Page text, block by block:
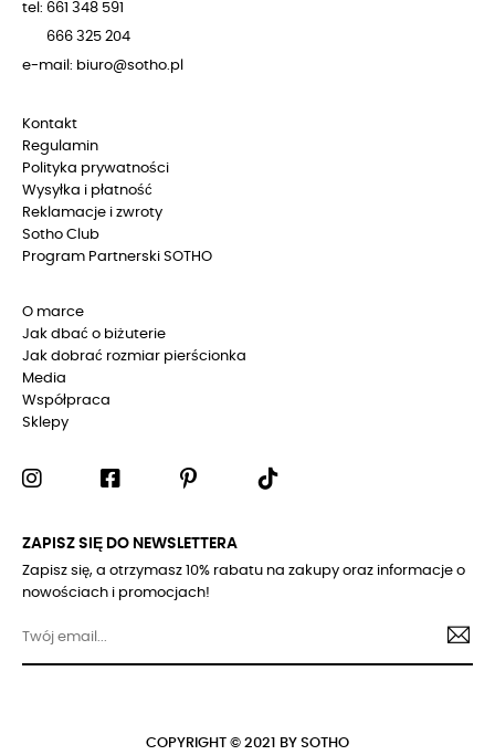
tel: 661 348 591
666 325 204
e-mail: biuro@sotho.pl
Kontakt
Regulamin
Polityka prywatności
Wysyłka i płatność
Reklamacje i zwroty
Sotho Club
Program Partnerski SOTHO
O marce
Jak dbać o biżuterie
Jak dobrać rozmiar pierścionka
Media
Współpraca
Sklepy
ZAPISZ SIĘ DO NEWSLETTERA
Zapisz się, a otrzymasz 10% rabatu na zakupy oraz informacje o
nowościach i promocjach!
COPYRIGHT © 2021 BY SOTHO